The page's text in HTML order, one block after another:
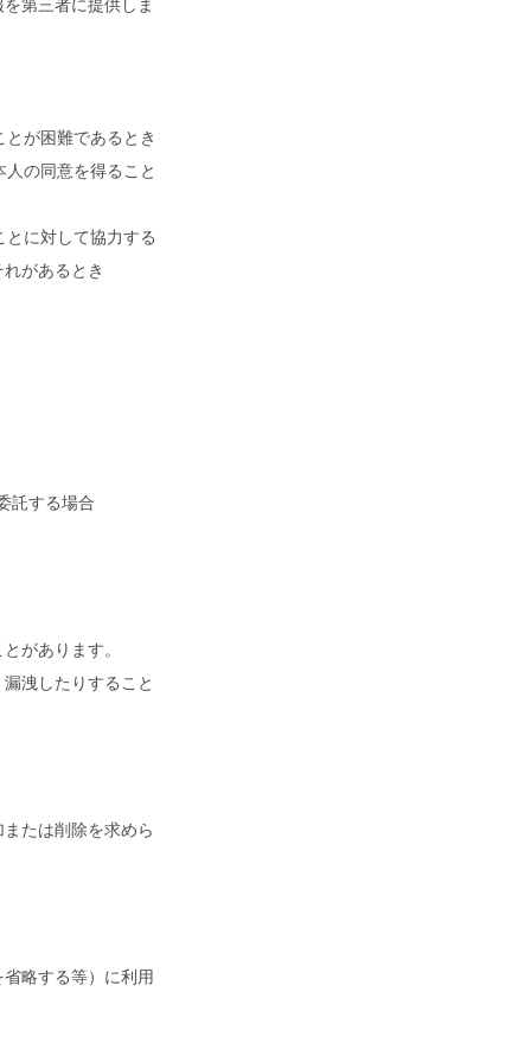
が困難であるとき
の同意を得ること
に対して協力する
があるとき
託する場合
があります。
洩したりすること
たは削除を求めら
略する等）に利用